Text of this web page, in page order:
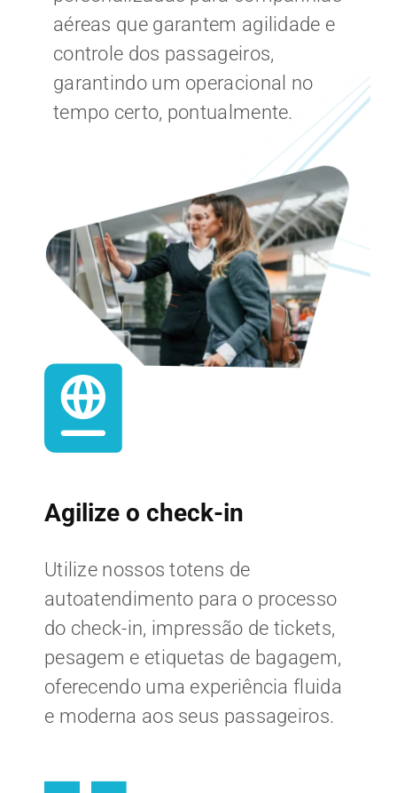
CARREIRA
aéreas que garantem agilidade e
controle dos passageiros,
garantindo um operacional no
tempo certo, pontualmente.
Agilize o check-in
Utilize nossos totens de
autoatendimento para o processo
do check-in, impressão de tickets,
pesagem e etiquetas de bagagem,
oferecendo uma experiência fluida
e moderna aos seus passageiros.